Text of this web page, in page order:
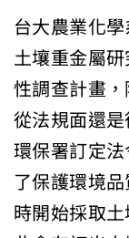
台大農業化
土壤重金屬
性調查計畫
從法規面還
環保署訂定
了保護環境
時開始採取